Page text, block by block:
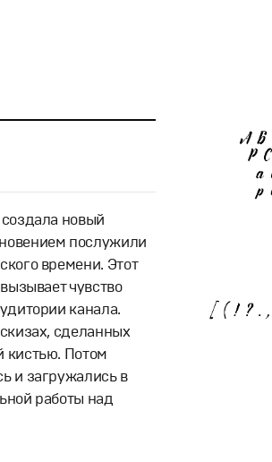
новый
послужили
времени. Этот
чувство
канала.
сделанных
кистью. Потом
и загружались в
работы над